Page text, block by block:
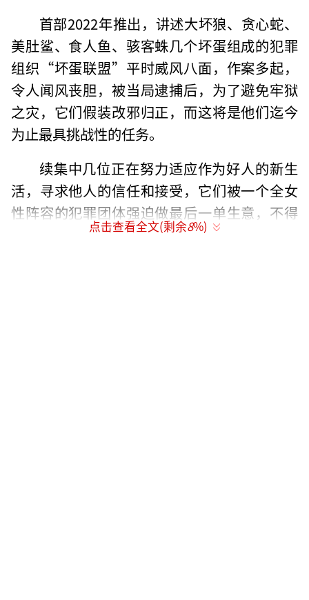
首部2022年推出，讲述大坏狼、贪心蛇、
美肚鲨、食人鱼、骇客蛛几个坏蛋组成的犯罪
组织“坏蛋联盟”平时威风八面，作案多起，
令人闻风丧胆，被当局逮捕后，为了避免牢狱
之灾，它们假装改邪归正，而这将是他们迄今
为止最具挑战性的任务。
续集中几位正在努力适应作为好人的新生
活，寻求他人的信任和接受，它们被一个全女
性阵容的犯罪团体强迫做最后一单生意，不得
不脱离退休状态，再次出山重操旧业。
点击查看全文(剩余8%)